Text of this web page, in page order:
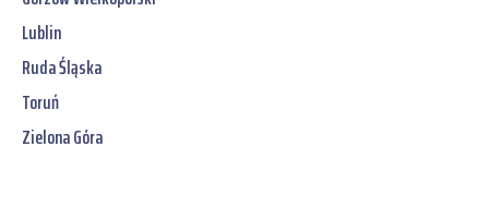
Lublin
Ruda Śląska
Toruń
Zielona Góra